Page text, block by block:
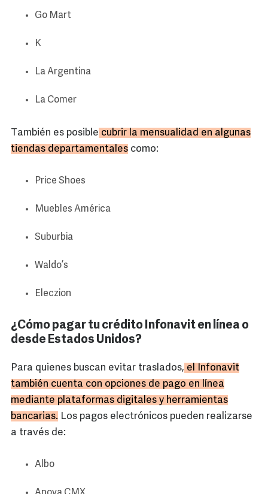
Go Mart
K
La Argentina
La Comer
También es posible cubrir la mensualidad en algunas
tiendas departamentales como:
Price Shoes
Muebles América
Suburbia
Waldo’s
Eleczion
¿Cómo pagar tu crédito Infonavit en línea o
desde Estados Unidos?
Para quienes buscan evitar traslados, el Infonavit
también cuenta con opciones de pago en línea
mediante plataformas digitales y herramientas
bancarias. Los pagos electrónicos pueden realizarse
a través de:
Albo